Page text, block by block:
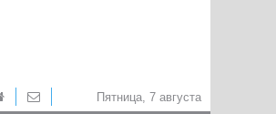
Пятница, 7 августа